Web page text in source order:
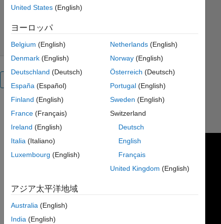
バージョン 1.0.0(281 KB)
2018/10/4
v=G4OLOjY4MpQ&t=1s
United States (English)
ヨーロッパ
Belgium (English)
Denmark (English)
Deutschland (Deutsch)
España (Español)
Finland (English)
France (Français)
Ireland (English)
Italia (Italiano)
Luxembourg (English)
Netherlands(English)
Norway(English)
Österreich (Deutsch)
Portugal(English)
Sweden (English)
Switzerland
Deutsch
English
Français
United Kingdom (English)
アジア太平洋地域
Australia (English)
India (English)